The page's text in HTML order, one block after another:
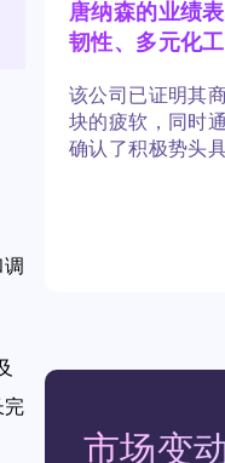
唐纳森的业绩
韧性、多元化
该公司已证明其
块的疲软，同时
确认了积极势头
市场变